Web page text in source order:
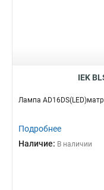
IEK
Лампа
Подробнее
Наличие: В наличии